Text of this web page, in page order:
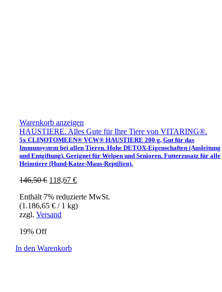
Warenkorb anzeigen
HAUSTIERE. Alles Gute für Ihre Tiere von VITARING®.
5x CLINOTOMEEN® VCW® HAUSTIERE 200 g, Gut für das
Immunsystem bei allen Tieren. Hohe DETOX-Eigenschaften (Ausleitung
und Entgiftung). Geeignet für Welpen und Senioren. Futterzusatz für alle
Heimtiere (Hund-Katze-Maus-Reptilien).
146,50€ Ursprünglicher
war:
146,50 €
118,67€Aktueller
ist:
118,67 €.
Enthält 7% reduzierte MwSt.
(1.186,65€ / 1 kg)
zzgl.Versand
19% Off
In den Warenkorb